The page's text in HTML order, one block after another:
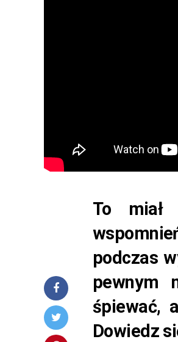
To miał
podczas
pewnym
śpiewać,
Dowiedz